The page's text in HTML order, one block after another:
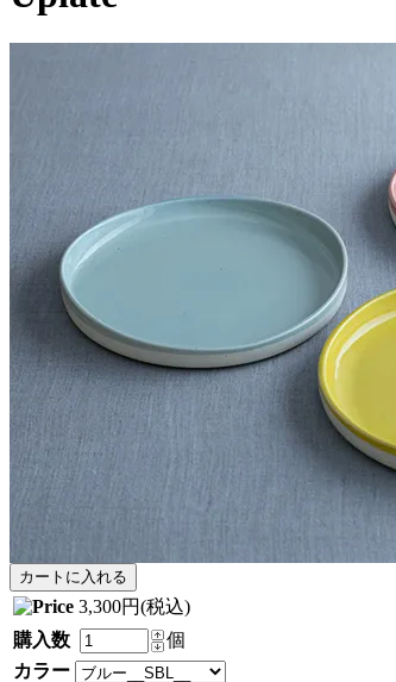
3,300円(税込)
購入数
個
カラー